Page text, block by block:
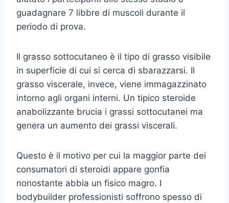
guadagnare 7 libbre di muscoli durante il
periodo di prova.
Il grasso sottocutaneo è il tipo di grasso visibile
in superficie di cui si cerca di sbarazzarsi. Il
grasso viscerale, invece, viene immagazzinato
intorno agli organi interni. Un tipico steroide
anabolizzante brucia i grassi sottocutanei ma
genera un aumento dei grassi viscerali.
Questo è il motivo per cui la maggior parte dei
consumatori di steroidi appare gonfia
nonostante abbia un fisico magro. I
bodybuilder professionisti soffrono spesso di